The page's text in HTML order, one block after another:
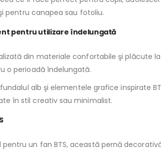
pentru canapea sau fotoliu.
pentru utilizare îndelungată
din materiale confortabile şi
o perioadă îndelungată.
alb şi elementele grafice inspirate
în stil creativ sau minimalist.
un fan BTS, această pernă